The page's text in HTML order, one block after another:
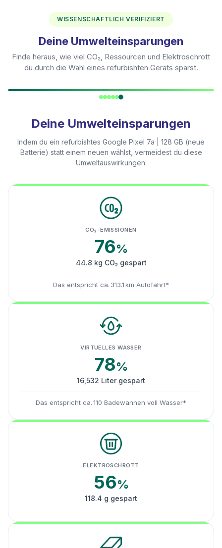
WISSENSCHAFTLICH VERIFIZIERT
Deine Umwelteinsparungen
Finde heraus, wie viel CO₂, Ressourcen und Elektroschrott
du durch die Wahl eines refurbishten Geräts sparst.
Deine Umwelteinsparungen
Indem du ein refurbishtes Google Pixel 7a | 128 GB (neue
Batterie) statt einem neuen wählst, vermeidest du diese
Umweltauswirkungen:
CO₂-EMISSIONEN
76%
44.8 kg CO₂ gespart
Das entspricht ca. 313.1 km Autofahrt*
VIRTUELLES WASSER
78%
16,532 Liter gespart
Das entspricht ca. 110 Badewannen voll Wasser*
ELEKTROSCHROTT
56%
118.4 g gespart